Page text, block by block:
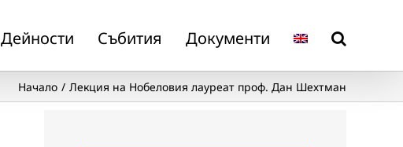
Дейности Събития Документи
Начало Лекция на Нобеловия лауреат проф. Дан Шехтман